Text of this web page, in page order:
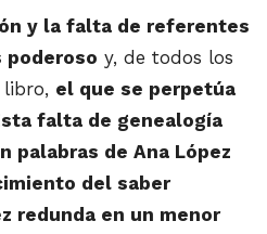
y la falta de referentes
poderoso y, de todos los
libro, el que se perpetúa
falta de genealogía
palabras de Ana López
del saber
redunda en un menor